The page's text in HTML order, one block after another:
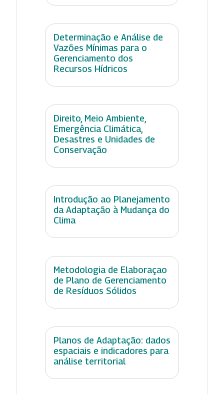
Determinação e Análise de
Vazões Mínimas para o
Gerenciamento dos
Recursos Hídricos
Direito, Meio Ambiente,
Emergência Climática,
Desastres e Unidades de
Conservação
Introdução ao Planejamento
da Adaptação à Mudança do
Clima
Metodologia de Elaboraçao
de Plano de Gerenciamento
de Resíduos Sólidos
Planos de Adaptação: dados
espaciais e indicadores para
análise territorial